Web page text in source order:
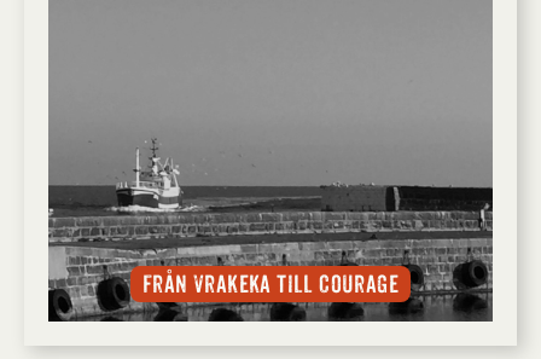
Från vrakeka till Courage